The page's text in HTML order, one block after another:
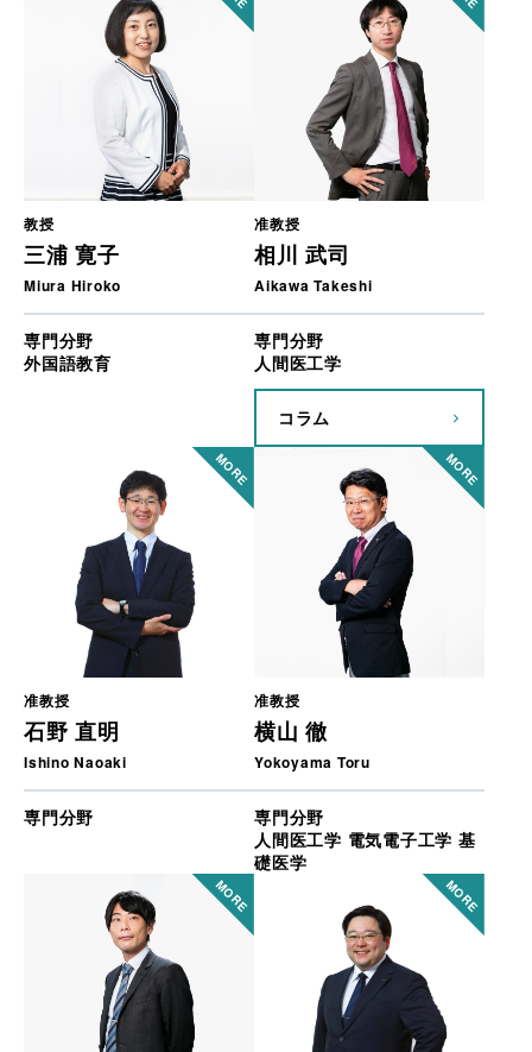
教授
三浦 寛子
Miura Hiroko
専門分野
外国語教育
准教授
相川 武司
Aikawa Takeshi
専門分野
人間医工学
コラム
准教授
石野 直明
Ishino Naoaki
専門分野
准教授
横山 徹
Yokoyama Toru
専門分野
人間医工学 電気電子工学 基
礎医学